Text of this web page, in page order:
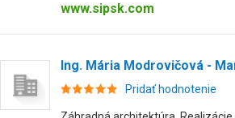
www.sipsk.com
Ing. Mária Modrovičová -
Pridať hodnotenie